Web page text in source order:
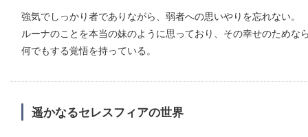
強気でしっかり者でありながら、弱者への思いやりを忘れない。
ルーナのことを本当の妹のように思っており、その幸せのためな
何でもする覚悟を持っている。
遥かなるセレスフィアの世界